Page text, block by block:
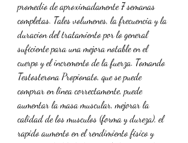
promedio de aproximadamente 7 semanas
completas. Tales volumenes, la frecuencia y la
duracion del tratamiento por lo general
suficiente para una mejora notable en el
cuerpo y el incremento de la fuerza. Tomando
Testosterona Propionato, que se puede
comprar en linea correctamente, puede
aumentar la masa muscular, mejorar la
calidad de los musculos (forma y dureza), el
rapido aumento en el rendimiento fisico y